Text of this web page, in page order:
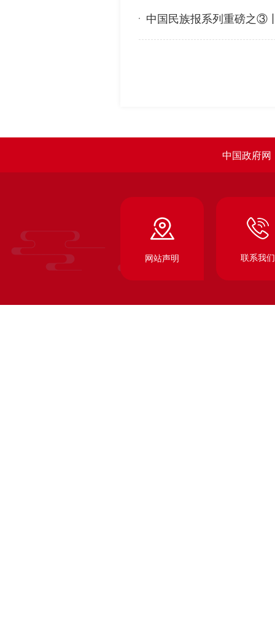
中国民族报系列重磅之③
中国政府网
网站声明 联系我们